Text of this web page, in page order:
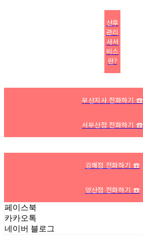
산후
관리
사서
비스
란?
부산지사 전화하기 ☎
서부산점 전화하기 ☎
김해점 전화하기 ☎
양산점 전화하기 ☎
페이스북
카카오톡
네이버 블로그